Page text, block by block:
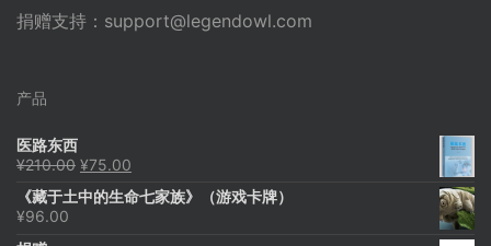
捐赠支持： support@legendowl.com
产品
医路东西
¥210.00 原
为：
¥75.00
价
《藏于土中的生命七家族》（游戏卡牌）
¥96.00